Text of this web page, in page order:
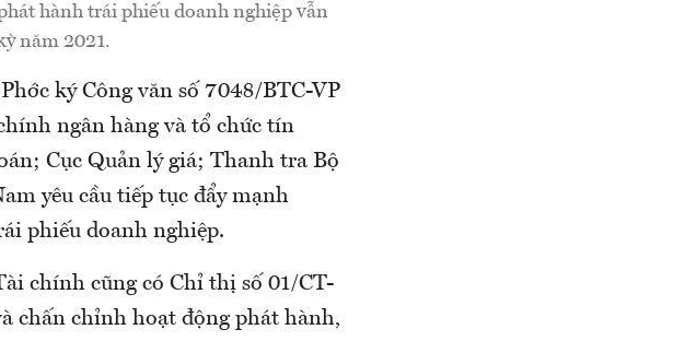
hành trái phiếu doanh nghiệp vẫn
năm 2021.
ký Công văn số 7048/BTC-VP
ngân hàng và tổ chức tín
Cục Quản lý giá; Thanh tra Bộ
yêu cầu tiếp tục đẩy mạnh
phiếu doanh nghiệp.
chính cũng có Chỉ thị số 01/CT-
chấn chỉnh hoạt động phát hành,